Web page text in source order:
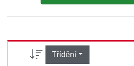
Třídění